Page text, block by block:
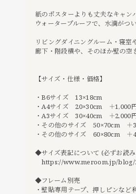
紙のポスターよりも丈夫なキャン
ウォータープルーフで、水滴がつ
リビングダイニングルーム・寝室
廊下・階段横や、そのほか壁の
【サイズ・仕様・価格】
・B6サイズ 13×18cm
・A4サイズ 20×30cm ＋1,000
・A3サイズ 30×40cm ＋2,000
・その他のサイズ 50×70cm ＋
・その他のサイズ 60×80cm ＋
◆サイズ表記について (必ずお読
https://www.meroom.jp/blog/
◆フレーム別売
・壁貼専用テープ、押しピンなど